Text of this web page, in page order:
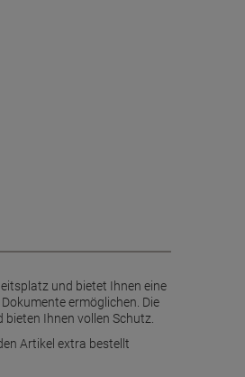
und bietet Ihnen eine
ermöglichen. Die
Ihnen vollen Schutz.
Artikel extra bestellt